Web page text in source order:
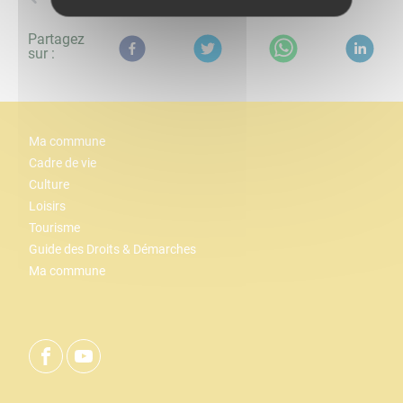
Partagez
sur :
Ma commune
Cadre de vie
Culture
Loisirs
Tourisme
Guide des Droits & Démarches
Ma commune